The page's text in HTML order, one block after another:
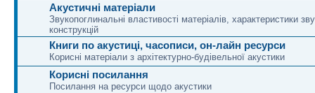
Акустичні матеріали
Звукопоглинальні властивості матеріалів, характеристики
конструкцій
Книги по акустиці, часописи, он-лайн ресурси
Корисні матеріали з архітектурно-будівельної акустики
Корисні посилання
Посилання на ресурси щодо акустики